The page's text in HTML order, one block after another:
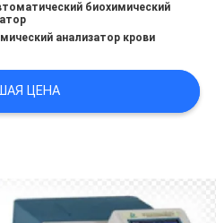
биохимический
анализатор крови
ЦЕНА